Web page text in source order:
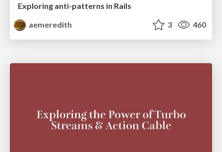
Exploring anti-patterns in Rails
aemeredith
3 460